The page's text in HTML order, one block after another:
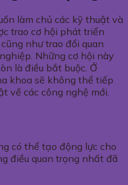
làm chủ các kỹ thuật và
trao cơ hội phát triển
như trao đổi quan
Những cơ hội này
là điều bắt buộc. Ở
khoa sẽ không thể tiếp
về các công nghệ mới.
có thể tạo động lực cho
điều quan trọng nhất đã